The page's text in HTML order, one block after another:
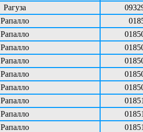
Рагуза
Рапалло
Рапалло
Рапалло
Рапалло
Рапалло
Рапалло
Рапалло
Рапалло
Рапалло